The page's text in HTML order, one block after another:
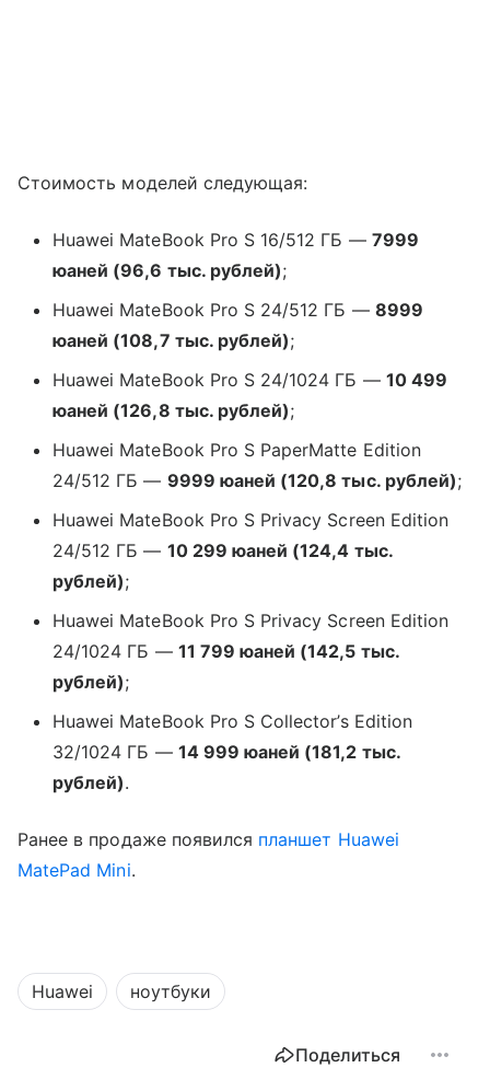
Стоимость моделей следующая:
Huawei MateBook Pro S 16/512 ГБ — 7999
юаней (96,6 тыс. рублей);
Huawei MateBook Pro S 24/512 ГБ — 8999
юаней (108,7 тыс. рублей);
Huawei MateBook Pro S 24/1024 ГБ — 10 499
юаней (126,8 тыс. рублей);
Huawei MateBook Pro S PaperMatte Edition
24/512 ГБ — 9999 юаней (120,8 тыс. рублей);
Huawei MateBook Pro S Privacy Screen Edition
24/512 ГБ — 10 299 юаней (124,4 тыс.
рублей);
Huawei MateBook Pro S Privacy Screen Edition
24/1024 ГБ — 11 799 юаней (142,5 тыс.
рублей);
Huawei MateBook Pro S Collector’s Edition
32/1024 ГБ — 14 999 юаней (181,2 тыс.
рублей).
Ранее в продаже появился планшет Huawei
MatePad Mini.
Huawei ноутбуки
Поделиться